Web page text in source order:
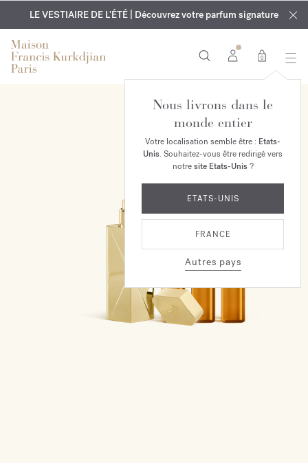
EXCLUSIF | Découvrez le nouveau parfum OUD
velvet mood
dans votre commande*
GRAVURE OFFERTE | Sur tous les parfums et huiles pour le
corps jusqu'au 9 août
LE VESTIAIRE DE L'ÉTÉ | Découvrez votre parfum signature
0
Nous livrons dans le
monde entier
Votre localisation semble être : Etats-
Unis. Souhaitez-vous être redirigé vers
notresite Etats-Unis?
ETATS-UNIS
FRANCE
Autres pays
EXCLUSIVITÉ EN LIGNE